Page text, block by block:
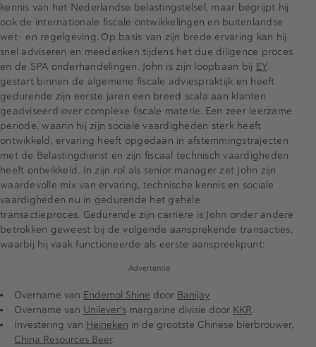
kennis van het Nederlandse belastingstelsel, maar begrijpt hij
ook de internationale fiscale ontwikkelingen en buitenlandse
wet- en regelgeving. Op basis van zijn brede ervaring kan hij
snel adviseren en meedenken tijdens het due diligence proces
en de SPA onderhandelingen. John is zijn loopbaan bij EY
gestart binnen de algemene fiscale adviespraktijk en heeft
gedurende zijn eerste jaren een breed scala aan klanten
geadviseerd over complexe fiscale materie. Een zeer leerzame
periode, waarin hij zijn sociale vaardigheden sterk heeft
ontwikkeld, ervaring heeft opgedaan in afstemmingstrajecten
met de Belastingdienst en zijn fiscaal technisch vaardigheden
heeft ontwikkeld. In zijn rol als senior manager zet John zijn
waardevolle mix van ervaring, technische kennis en sociale
vaardigheden nu in gedurende het gehele
transactieproces. Gedurende zijn carrière is John onder andere
betrokken geweest bij de volgende aansprekende transacties,
waarbij hij vaak functioneerde als eerste aanspreekpunt:
Advertentie
Overname van Endemol Shine door Banijay
Overname van Unilever's margarine divisie door KKR.
Investering van Heineken in de grootste Chinese bierbrouwer,
China Resources Beer.